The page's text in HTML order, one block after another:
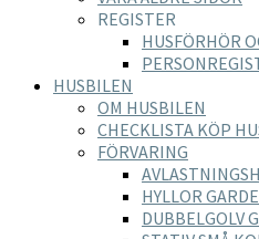
REGISTER
HUSFÖRHÖR
HUSBILEN
OM HUSBILEN
CHECKLISTA KÖP
FÖRVARING
HYLLOR
DUBBELGOLV